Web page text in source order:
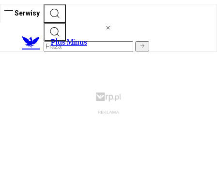
Serwisy
Plus Minus